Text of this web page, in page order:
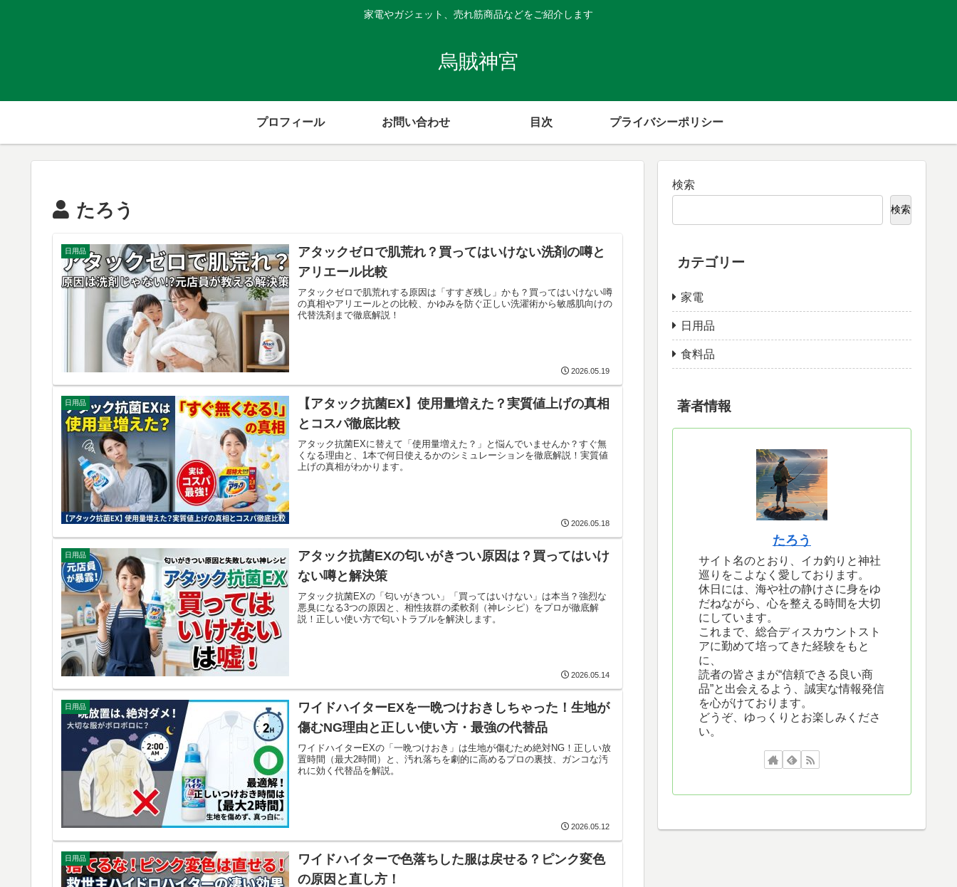
家電やガジェット、売れ筋商品などをご紹介します
烏賊神宮
プロフィール お問い合わせ 目次 プライバシーポリシー
たろう
日用品
アタックゼロで肌荒れ？買ってはいけない洗剤の噂と
アリエール比較
アタックゼロで肌荒れする原因は「すすぎ残し」かも？買ってはいけない噂
の真相やアリエールとの比較、かゆみを防ぐ正しい洗濯術から敏感肌向けの
代替洗剤まで徹底解説！
2026.05.19
日用品
【アタック抗菌EX】使用量増えた？実質値上げの真相
とコスパ徹底比較
アタック抗菌EXに替えて「使用量増えた？」と悩んでいませんか？すぐ無
くなる理由と、1本で何日使えるかのシミュレーションを徹底解説！実質値
上げの真相がわかります。
2026.05.18
日用品
アタック抗菌EXの匂いがきつい原因は？買ってはいけ
ない噂と解決策
アタック抗菌EXの「匂いがきつい」「買ってはいけない」は本当？強烈な
悪臭になる3つの原因と、相性抜群の柔軟剤（神レシピ）をプロが徹底解
説！正しい使い方で匂いトラブルを解決します。
2026.05.14
日用品
ワイドハイターEXを一晩つけおきしちゃった！生地が
傷むNG理由と正しい使い方・最強の代替品
ワイドハイターEXの「一晩つけおき」は生地が傷むため絶対NG！正しい放
置時間（最大2時間）と、汚れ落ちを劇的に高めるプロの裏技、ガンコな汚
れに効く代替品を解説。
2026.05.12
日用品
ワイドハイターで色落ちした服は戻せる？ピンク変色
の原因と直し方！
検索
検索
カテゴリー
家電
日用品
食料品
著者情報
たろう
サイト名のとおり、イカ釣りと神社
巡りをこよなく愛しております。
休日には、海や社の静けさに身をゆ
だねながら、心を整える時間を大切
にしています。
これまで、総合ディスカウントスト
アに勤めて培ってきた経験をもと
に、
読者の皆さまが“信頼できる良い商
品”と出会えるよう、誠実な情報発信
を心がけております。
どうぞ、ゆっくりとお楽しみくださ
い。